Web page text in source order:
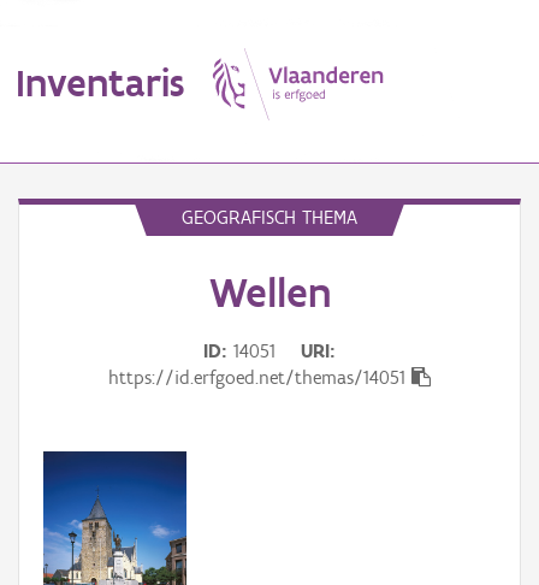
Inventaris
Thema
Gebeurtenis
Persoon of collectief
GEOGRAFISCH THEMA
Wellen
ID 14051
URI
https://id.erfgoed.net/themas/14051